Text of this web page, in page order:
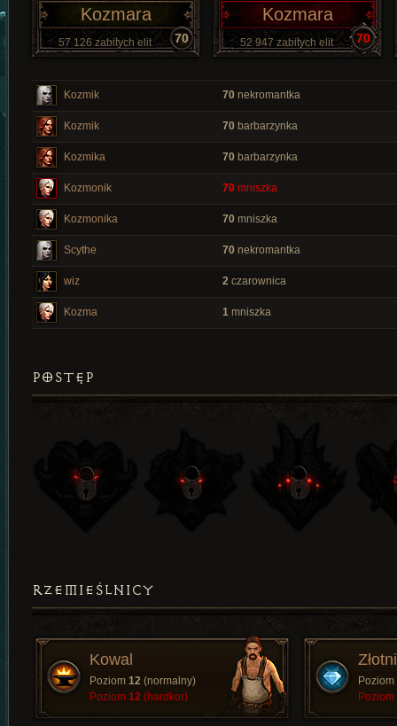
Kozmara
57 126 zabitych elit 70
Kozmara
52 947 zabitych elit 70
Kozmik 70 nekromantka
Kozmik 70 barbarzynka
Kozmika 70 barbarzynka
Kozmonik 70 mniszka
Kozmonika 70 mniszka
Scythe 70 nekromantka
wiz 2 czarownica
Kozma 1 mniszka
POSTĘP
RZEMIEŚLNICY
Kowal
Poziom 12 (normalny)
Poziom 12 (hardkor)
Poziom
Poziom